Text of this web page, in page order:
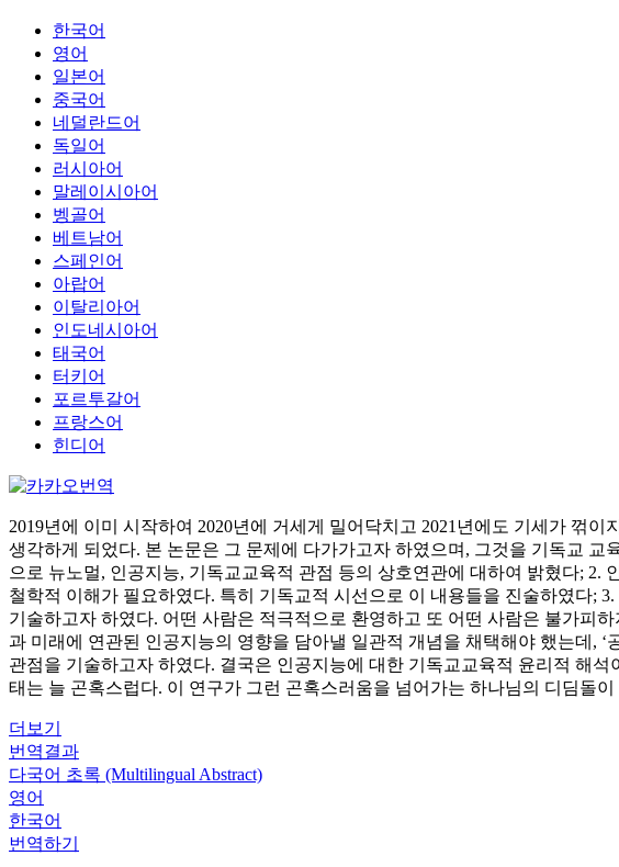
한국어
영어
일본어
중국어
네덜란드어
독일어
러시아어
말레이시아어
벵골어
베트남어
스페인어
아랍어
이탈리아어
인도네시아어
태국어
터키어
포르투갈어
프랑스어
힌디어
2019년에 이미 시작하여 2020년에 거세게 밀어닥치고 2021년에도 기세가 꺾
생각하게 되었다. 본 논문은 그 문제에 다가가고자 하였으며, 그것을 기독교
으로 뉴노멀, 인공지능, 기독교교육적 관점 등의 상호연관에 대하여 밝혔다; 2.
철학적 이해가 필요하였다. 특히 기독교적 시선으로 이 내용들을 진술하였다;
기술하고자 하였다. 어떤 사람은 적극적으로 환영하고 또 어떤 사람은 불가피
과 미래에 연관된 인공지능의 영향을 담아낼 일관적 개념을 채택해야 했는데,
관점을 기술하고자 하였다. 결국은 인공지능에 대한 기독교교육적 윤리적 해
태는 늘 곤혹스럽다. 이 연구가 그런 곤혹스러움을 넘어가는 하나님의 디딤돌
더보기
번역결과
다국어 초록 (Multilingual Abstract)
영어
한국어
번역하기